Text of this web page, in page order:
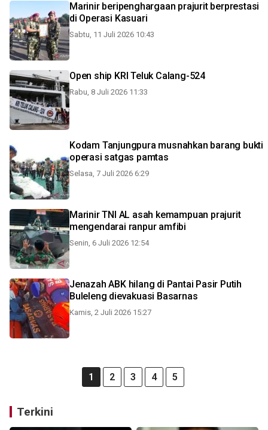
Marinir beripenghargaan prajurit berprestasi
di Operasi Kasuari
Sabtu, 11 Juli 2026 10:43
Open ship KRI Teluk Calang-524
Rabu, 8 Juli 2026 11:33
Kodam Tanjungpura musnahkan barang bukti
operasi satgas pamtas
Selasa, 7 Juli 2026 6:29
Marinir TNI AL asah kemampuan prajurit
mengendarai ranpur amfibi
Senin, 6 Juli 2026 12:54
Jenazah ABK hilang di Pantai Pasir Putih
Buleleng dievakuasi Basarnas
Kamis, 2 Juli 2026 15:27
1 2 3 4 5
Terkini